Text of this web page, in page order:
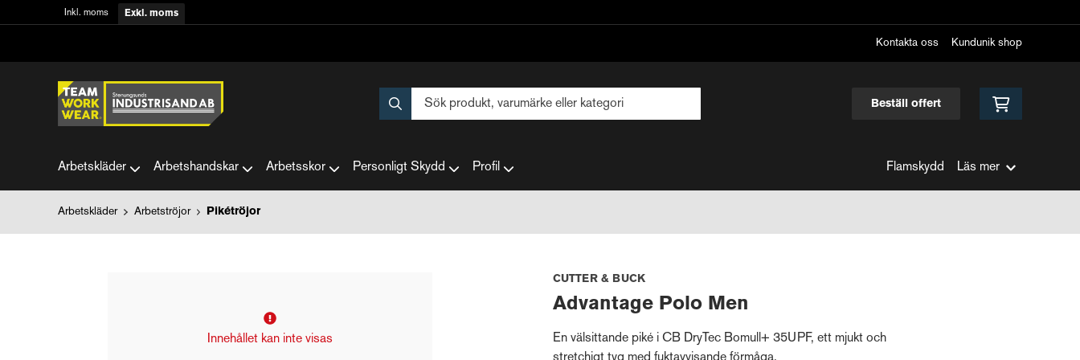
Inkl. moms Exkl. moms
Kontakta oss Kundunik shop
Beställ offert
Arbetskläder Arbetshandskar Arbetsskor Personligt Skydd Profil Flamskydd Läs mer
Arbetskläder Arbetströjor Pikétröjor
Innehållet kan inte visas
CUTTER & BUCK
Advantage Polo Men
En välsittande piké i CB DryTec Bomull+ 35UPF, ett mjukt och